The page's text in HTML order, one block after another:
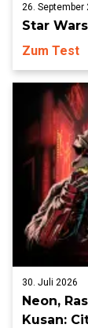
26. September
Star
Zum Test
30. Juli 2026
Neon,
Kusan: